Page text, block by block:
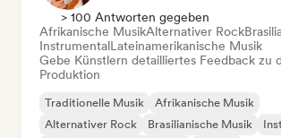
> 100 Antworten gegeben
Afrikanische MusikAlternativer Rock
InstrumentalLateinamerikanische Musik
Gebe Künstlern detailliertes Feedback zu
Produktion
Traditionelle Musik
Afrikanische Musik
Alternativer Rock
Brasilianische Musik